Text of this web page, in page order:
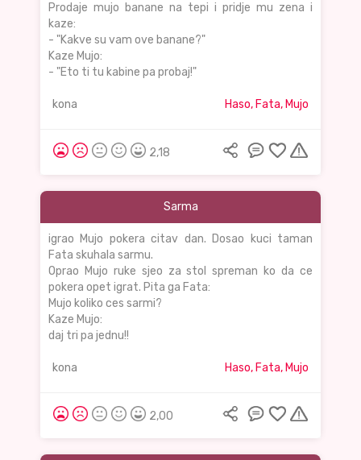
Prodaje mujo banane na tepi i pridje mu zena i
kaze:
- "Kakve su vam ove banane?"
Kaze Mujo:
- "Eto ti tu kabine pa probaj!"
kona Haso, Fata, Mujo
2,18
Sarma
igrao Mujo pokera citav dan. Dosao kuci taman
Fata skuhala sarmu.
Oprao Mujo ruke sjeo za stol spreman ko da ce
pokera opet igrat. Pita ga Fata:
Mujo koliko ces sarmi?
Kaze Mujo:
daj tri pa jednu!!
kona Haso, Fata, Mujo
2,00